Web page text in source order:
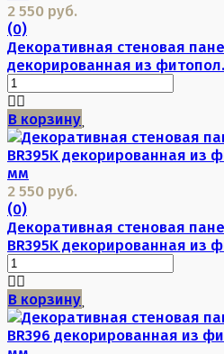
2 550 руб.
(0)
Декоративная стеновая
декорированная из
В корзину
2 550 руб.
(0)
Декоративная стеновая
BR395K декорированная из
В корзину